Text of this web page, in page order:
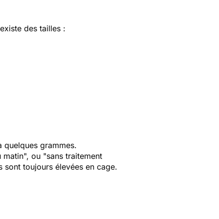
des tailles :
grammes.
ou "sans traitement
sont toujours élevées en cage.